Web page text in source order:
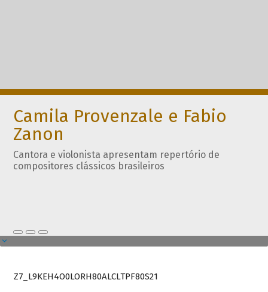
Camila Provenzale e Fabio
Zanon
Cantora e violonista apresentam repertório de
compositores clássicos brasileiros
Z7_L9KEH4O0LORH80ALCLTPF80S21